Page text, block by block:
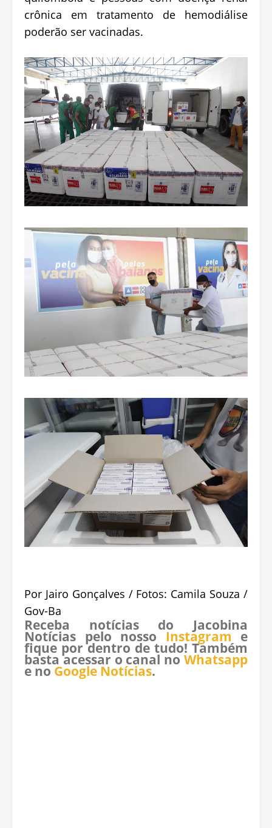
crônica em tratamento de hemodiálise
poderão ser vacinadas.
Por Jairo Gonçalves / Fotos: Camila Souza /
Gov-Ba
Receba notícias do Jacobina
Notícias pelo nosso Instagram e
fique por dentro de tudo! Também
basta acessar o canal no Whatsapp
e no Google Notícias.